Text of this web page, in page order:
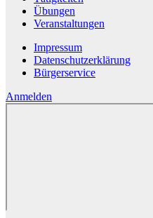
Übungen
Veranstaltungen
Impressum
Datenschutzerklärung
Bürgerservice
Anmelden